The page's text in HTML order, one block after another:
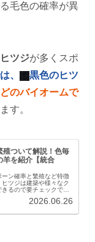
毛色の確率が異
ツジが多くスポ
、
黒色のヒツ
のバイオームで
す。
殖ついて解説！色毎
羊を紹介【統合
ン確率と繁殖など特徴
ツジは建築や様々なク
るので要チェックで
羊毛経験値 １～３...
2026.06.26